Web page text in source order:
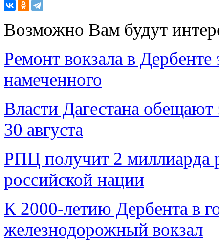
Возможно Вам будут
Ремонт вокзала в
намеченного
Власти Дагестана
30 августа
РПЦ получит 2 миллиарда
российской нации
К 2000-летию Дербента в
железнодорожный вокзал